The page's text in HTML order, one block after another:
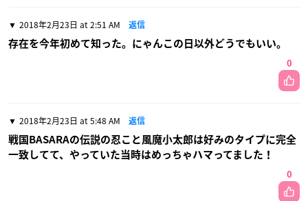
2018年2月23日 at 2:51 AM 返信
存在を今年初めて知った。にゃんこの日以外どうでもいい。
0
2018年2月23日 at 5:48 AM 返信
戦国BASARAの伝説の忍こと風魔小太郎は好みのタイプに完全
一致してて、やっていた当時はめっちゃハマってました！
0